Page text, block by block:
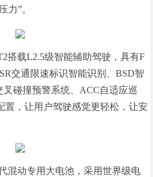
力”。
搭载L2.5级智能辅助驾驶，具有F
交通限速标识智能识别、BSD智
碰撞预警系统、ACC自适应巡
置，让用户驾驶感觉更轻松，让安
混动专用大电池，采用世界级电